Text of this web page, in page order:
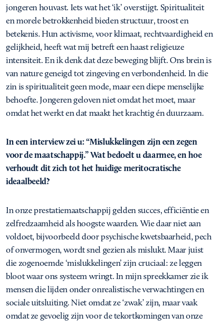
jongeren houvast. Iets wat het ‘ik’ overstijgt. Spiritualiteit
en morele betrokkenheid bieden structuur, troost en
betekenis. Hun activisme, voor klimaat, rechtvaardigheid en
gelijkheid, heeft wat mij betreft een haast religieuze
intensiteit. En ik denk dat deze beweging blijft. Ons brein is
van nature geneigd tot zingeving en verbondenheid. In die
zin is spiritualiteit geen mode, maar een diepe menselijke
behoefte. Jongeren geloven niet omdat het moet, maar
omdat het werkt en dat maakt het krachtig én duurzaam.
In een interview zei u: “Mislukkelingen zijn een zegen
voor de maatschappij.” Wat bedoelt u daarmee, en hoe
verhoudt dit zich tot het huidige meritocratische
ideaalbeeld?
In onze prestatiemaatschappij gelden succes, efficiëntie en
zelfredzaamheid als hoogste waarden. Wie daar niet aan
voldoet, bijvoorbeeld door psychische kwetsbaarheid, pech
of onvermogen, wordt snel gezien als mislukt. Maar juist
die zogenoemde ‘mislukkelingen’ zijn cruciaal: ze leggen
bloot waar ons systeem wringt. In mijn spreekkamer zie ik
mensen die lijden onder onrealistische verwachtingen en
sociale uitsluiting. Niet omdat ze ‘zwak’ zijn, maar vaak
omdat ze gevoelig zijn voor de tekortkomingen van onze